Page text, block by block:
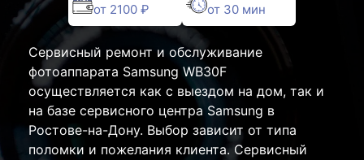
от 2100 ₽ от 30 мин
Сервисный ремонт и обслуживание
фотоаппарата Samsung WB30F
осуществляется как с выездом на дом, так и
на базе сервисного центра Samsung в
Ростове-на-Дону. Выбор зависит от типа
поломки и пожелания клиента. Сервисный